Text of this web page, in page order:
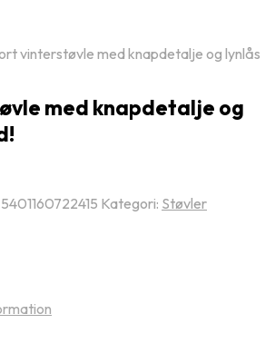
vinterstøvle med knapdetalje og lynlås
med knapdetalje og
5401160722415 Kategori: Støvler